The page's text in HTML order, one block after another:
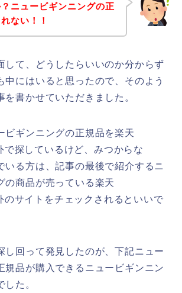
ニュービギンニングの正
ない！！
して、どうしたらいいのか分からず
中にはいると思ったので、そのよう
を書かせていただきました。
ビギンニングの正規品を楽天
で探しているけど、みつからな
いる方は、記事の最後で紹介するニ
の商品が売っている楽天
のサイトをチェックされるといいで
し回って発見したのが、下記ニュー
規品が購入できるニュービギンニン
た。